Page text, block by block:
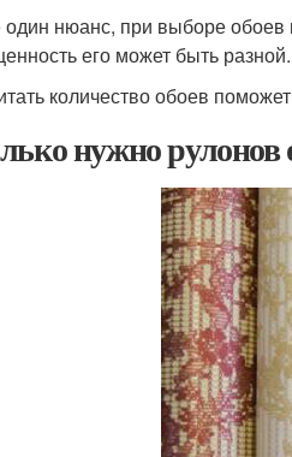
нюанс, при выборе обоев
его может быть разной.
количество обоев
нужно рулонов